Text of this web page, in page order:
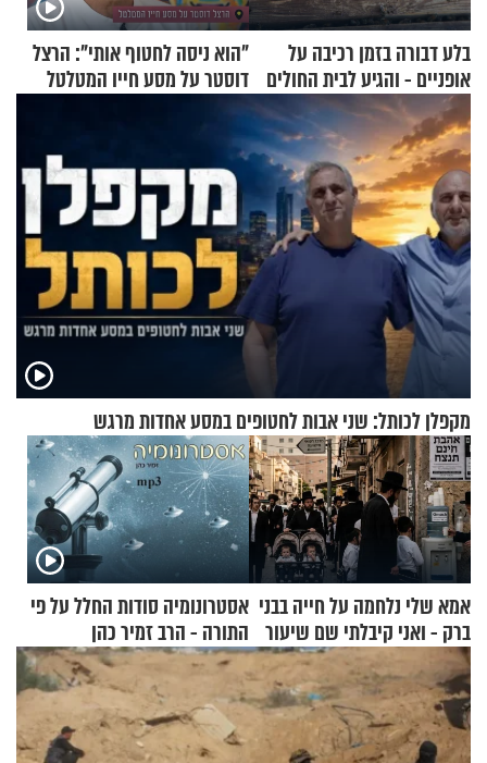
בלע דבורה בזמן רכיבה על
אופניים - והגיע לבית החולים
במצב מסכן חיים
"הוא ניסה לחטוף אותי": הרצל
דוסטר על מסע חייו המטלטל
מקפלן לכותל: שני אבות לחטופים במסע אחדות מרגש
אמא שלי נלחמה על חייה בבני
ברק - ואני קיבלתי שם שיעור
באהבת חינם
אסטרונומיה סודות החלל על פי
התורה - הרב זמיר כהן